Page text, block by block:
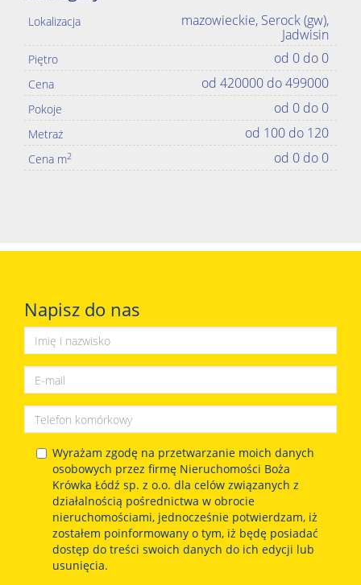
Lokalizacja
mazowieckie, Serock (gw),
Jadwisin
Piętro od 0 do 0
Cena od 420000 do 499000
Pokoje od 0 do 0
Metraż od 100 do 120
Cena m2 od 0 do 0
Napisz do nas
Wyrażam zgodę na przetwarzanie moich danych
osobowych przez firmę Nieruchomości Boża
Krówka Łódź sp. z o.o. dla celów związanych z
działalnością pośrednictwa w obrocie
nieruchomościami, jednocześnie potwierdzam, iż
zostałem poinformowany o tym, iż będę posiadać
dostęp do treści swoich danych do ich edycji lub
usunięcia.